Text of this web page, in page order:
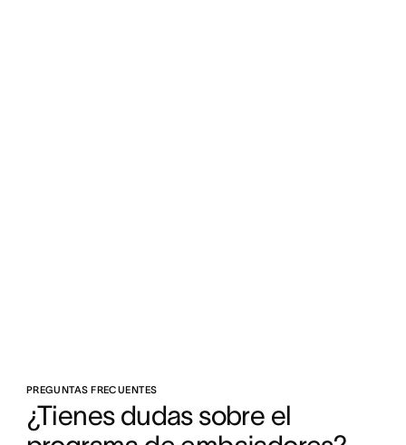
PREGUNTAS FRECUENTES
¿Tienes dudas sobre el